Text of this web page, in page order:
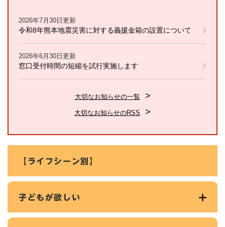
2026年7月30日更新
令和8年熊本地震災害に対する義援金箱の設置について
2026年6月30日更新
窓口受付時間の短縮を試行実施します
大切なお知らせの一覧
大切なお知らせのRSS
【ライフシーン別】
子どもが欲しい